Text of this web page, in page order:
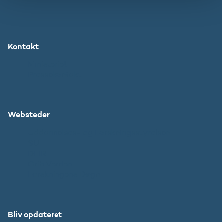
Kontakt
Websteder
Bliv opdateret